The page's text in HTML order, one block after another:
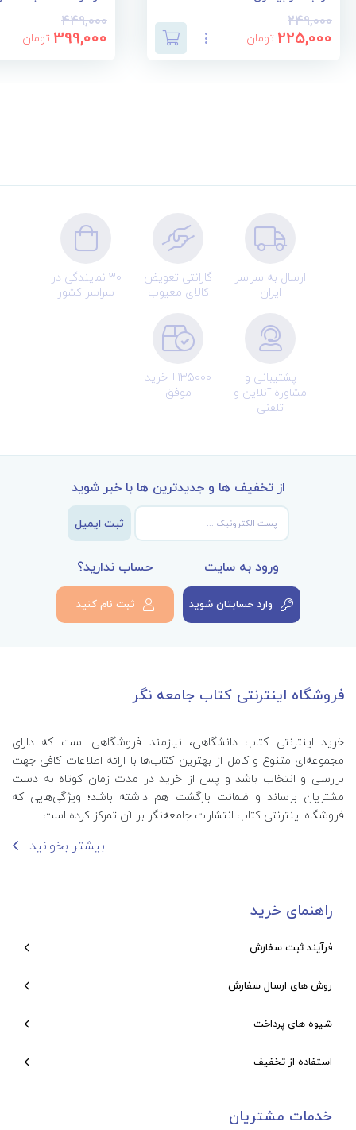
249,000
225,000 تومان
449,000
399,000 تومان
ارسال به سراسر
ایران
گارانتی تعویض
کالای معیوب
30 نمایندگی در
سراسر کشور
پشتیبانی و
مشاوره آنلاین و
تلفنی
135000+ خرید
موفق
از تخفیف ها و جدیدترین ها با خبر شوید
ثبت ایمیل
ورود به سایت
وارد حسابتان شوید
حساب ندارید؟
ثبت نام کنید
فروشگاه اینترنتی کتاب جامعه نگر
خرید اینترنتی کتاب‌ دانشگاهی، نیازمند فروشگاهی است که دارای
مجموعه‌ای متنوع و کامل از بهترین کتاب‌ها با ارائه اطلاعات کافی جهت
بررسی و انتخاب باشد و پس از خرید در مدت زمان کوتاه به دست
مشتریان برساند و ضمانت بازگشت هم داشته باشد؛ ویژگی‌هایی که
فروشگاه اینترنتی کتاب انتشارات جامعه‌نگر بر آن تمرکز کرده است.
بیشتر بخوانید
راهنمای خرید
فرآیند ثبت سفارش
روش های ارسال سفارش
شیوه های پرداخت
استفاده از تخفیف
خدمات مشتریان